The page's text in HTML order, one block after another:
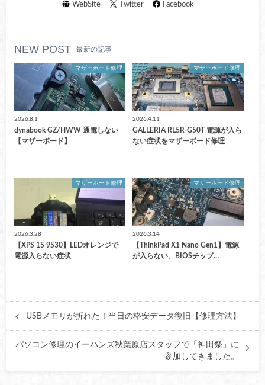
WebSite Twitter Facebook
NEW POST 最新の記事
マザーボード修理
2026.8.1
dynabook GZ/HWW 通電しない
【マザーボード】
マザーボード修理
2026.4.11
GALLERIA RL5R-G50T 電源が入ら
ない症状をマザーボード修理
マザーボード修理
2026.3.28
【XPS 15 9530】LEDオレンジで
電源入らない症状
マザーボード修理
2026.3.14
【ThinkPad X1 Nano Gen1】電源
が入らない、BIOSチップ…
USBメモリが折れた！当日の格安データ復旧【修理方法】
パソコン修理のイーハンズ秋葉原店スタッフで「神田祭」に
参加してきました。